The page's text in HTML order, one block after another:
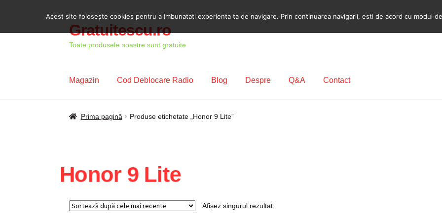
Sari
navigare
Sari
conținut
Gratuitescu.ro
Toate produsele noastre sunt gratuite
Magazin Cod Deblocare Radio Blog Despre Q&A Contact
Prima pagină Blog Cod Deblocare Radio, Decodare Casetofon Auto
Prima pagină Produse etichetate „Honor 9 Lite”
Honor 9 Lite
Afișez singurul rezultat
Acest site foloseşte cookies pentru a imbunatati experienta ta de navigare. Prin continuarea navigarii, esti de acord cu modul